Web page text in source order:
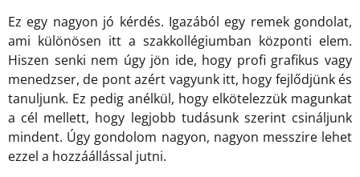
Ez egy nagyon jó kérdés. Igazából egy remek gondolat,
ami különösen itt a szakkollégiumban központi elem.
Hiszen senki nem úgy jön ide, hogy profi grafikus vagy
menedzser, de pont azért vagyunk itt, hogy fejlődjünk és
tanuljunk. Ez pedig anélkül, hogy elkötelezzük magunkat
a cél mellett, hogy legjobb tudásunk szerint csináljunk
mindent. Úgy gondolom nagyon, nagyon messzire lehet
ezzel a hozzáállással jutni.